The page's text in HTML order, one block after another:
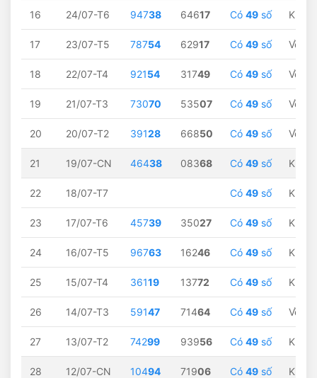
16 24/07-T6 94738 64617 Có 49 số
17 23/07-T5 78754 62917 Có 49 số Về
18 22/07-T4 92154 31749 Có 49 số Về
19 21/07-T3 73070 53507 Có 49 số Về
20 20/07-T2 39128 66850 Có 49 số Về
21 19/07-CN 46438 08368 Có 49 số
22 18/07-T7 Có 49 số
23 17/07-T6 45739 35027 Có 49 số
24 16/07-T5 96763 16246 Có 49 số
25 15/07-T4 36119 13772 Có 49 số
26 14/07-T3 59147 71464 Có 49 số Về
27 13/07-T2 74299 93956 Có 49 số
28 12/07-CN 10494 71906 Có 49 số